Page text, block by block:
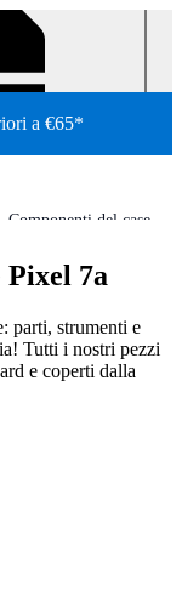
a €65*
Componenti del case
Pixel 7a
parti, strumenti e
Tutti i nostri pezzi
e coperti dalla